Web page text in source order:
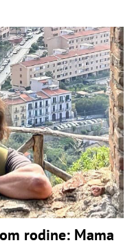
rodine: Mama